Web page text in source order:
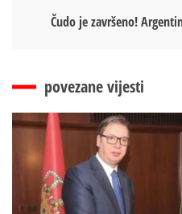
Čudo je završeno!
povezane vijesti